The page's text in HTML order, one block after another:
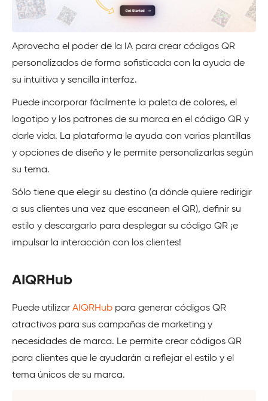
Aprovecha el poder de la IA para crear códigos QR
personalizados de forma sofisticada con la ayuda de
su intuitiva y sencilla interfaz.
Puede incorporar fácilmente la paleta de colores, el
logotipo y los patrones de su marca en el código QR y
darle vida. La plataforma le ayuda con varias plantillas
y opciones de diseño y le permite personalizarlas según
su tema.
Sólo tiene que elegir su destino (a dónde quiere redirigir
a sus clientes una vez que escaneen el QR), definir su
estilo y descargarlo para desplegar su código QR ¡e
impulsar la interacción con los clientes!
AIQRHub
Puede utilizar AIQRHub para generar códigos QR
atractivos para sus campañas de marketing y
necesidades de marca. Le permite crear códigos QR
para clientes que le ayudarán a reflejar el estilo y el
tema únicos de su marca.